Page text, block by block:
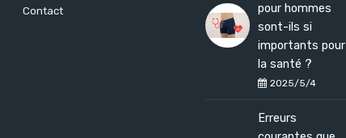
Contact
2025/5/4
pour hommes
sont-ils si
importants pour
la santé ?
Erreurs